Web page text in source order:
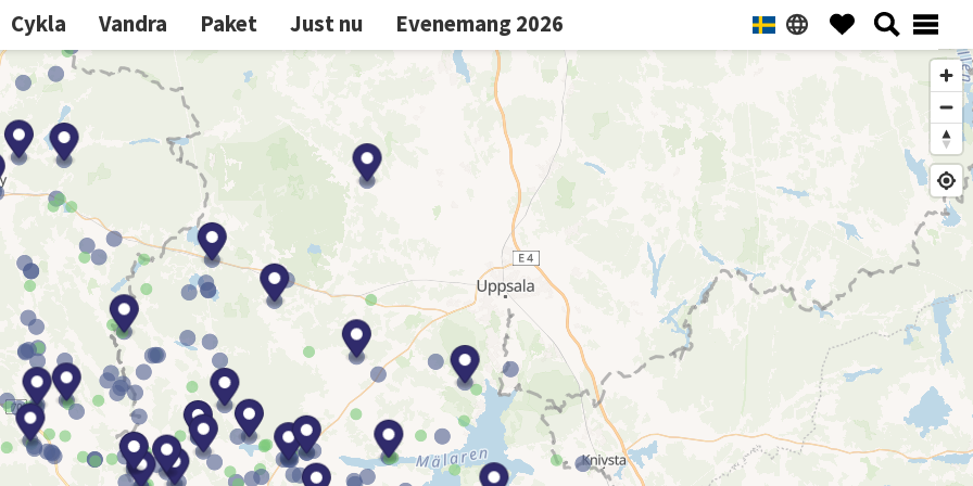
Cykla Vandra Paket Just nu Evenemang 2026